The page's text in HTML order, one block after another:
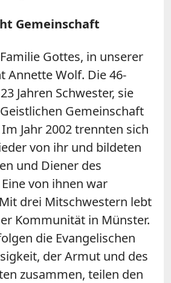
Gemeinschaft
Gottes, in unserer
Annette Wolf. Die 46-
Jahren Schwester, sie
Gemeinschaft
Jahr 2002 trennten sich
von ihr und bildeten
und Diener des
von ihnen war
drei Mitschwestern lebt
Kommunität in Münster.
die Evangelischen
der Armut und des
zusammen, teilen den